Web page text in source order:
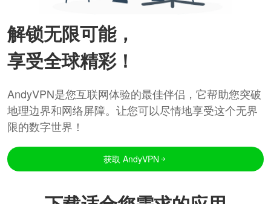
解锁无限可能，
享受全球精彩！
AndyVPN是您互联网体验的最佳伴侣，它帮助您突破
地理边界和网络屏障。让您可以尽情地享受这个无界
限的数字世界！
获取 AndyVPN